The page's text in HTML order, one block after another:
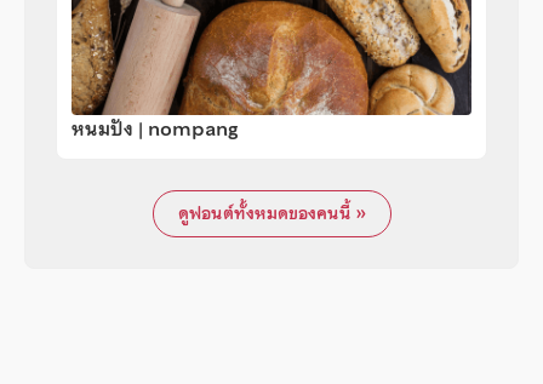
หนมปัง | nompang
ดูฟอนต์ทั้งหมดของคนนี้ »